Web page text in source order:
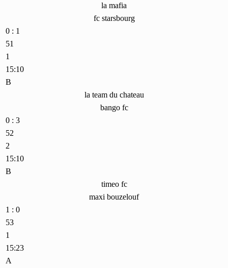
la mafia
fc starsbourg
0 : 1
51
1
15:10
B
la team du chateau
bango fc
0 : 3
52
2
15:10
B
timeo fc
maxi bouzelouf
1 : 0
53
1
15:23
A